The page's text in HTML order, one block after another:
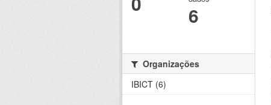
6
Organizações
IBICT (6)